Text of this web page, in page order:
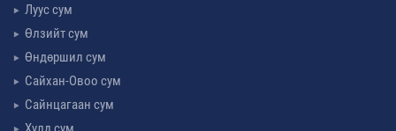
Луус сум
Өлзийт сум
Өндөршил сум
Сайхан-Овоо сум
Сайнцагаан сум